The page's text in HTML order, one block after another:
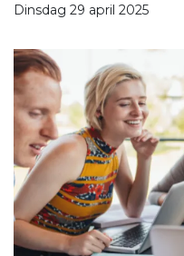
Dinsdag 29 april 2025